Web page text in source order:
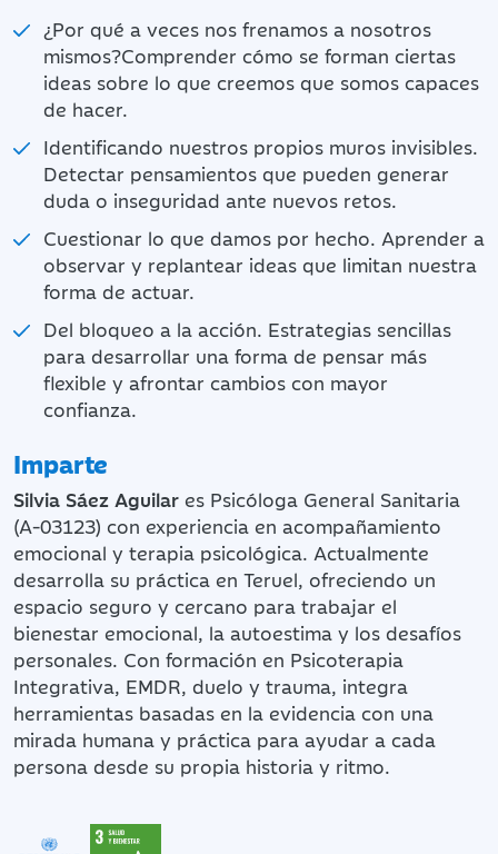
¿Por qué a veces nos frenamos a nosotros
mismos?Comprender cómo se forman ciertas
ideas sobre lo que creemos que somos capaces
de hacer.
Identificando nuestros propios muros invisibles.
Detectar pensamientos que pueden generar
duda o inseguridad ante nuevos retos.
Cuestionar lo que damos por hecho. Aprender a
observar y replantear ideas que limitan nuestra
forma de actuar.
Del bloqueo a la acción. Estrategias sencillas
para desarrollar una forma de pensar más
flexible y afrontar cambios con mayor
confianza.
Imparte
Silvia Sáez Aguilar es Psicóloga General Sanitaria
(A-03123) con experiencia en acompañamiento
emocional y terapia psicológica. Actualmente
desarrolla su práctica en Teruel, ofreciendo un
espacio seguro y cercano para trabajar el
bienestar emocional, la autoestima y los desafíos
personales. Con formación en Psicoterapia
Integrativa, EMDR, duelo y trauma, integra
herramientas basadas en la evidencia con una
mirada humana y práctica para ayudar a cada
persona desde su propia historia y ritmo.